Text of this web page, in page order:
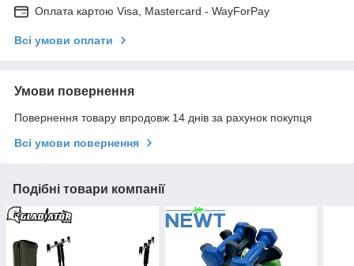
Оплата картою Visa, Mastercard - WayForPay
Всі умови оплати
Умови повернення
Повернення товару впродовж 14 днів за рахунок покупця
Всі умови повернення
Подібні товари компанії